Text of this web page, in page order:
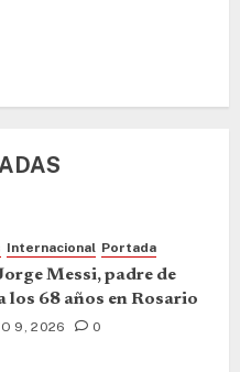
Internacional Portada
Messi, padre de
los 68 años en Rosario
9, 2026 0